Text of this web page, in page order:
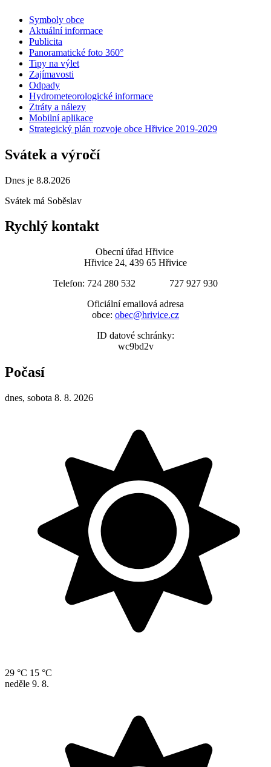
Symboly obce
Aktuální informace
Publicita
Panoramatické foto 360°
Tipy na výlet
Zajímavosti
Odpady
Hydrometeorologické informace
Ztráty a nálezy
Mobilní aplikace
Strategický plán rozvoje obce Hřivice 2019-2029
Svátek a výročí
Dnes je 8.8.2026
Svátek má Soběslav
Rychlý kontakt
Obecní úřad Hřivice
Hřivice 24, 439 65 Hřivice
Telefon: 724 280 532 727 927 930
Oficiální emailová adresa
obce: obec@hrivice.cz
ID datové schránky:
wc9bd2v
Počasí
dnes, sobota 8. 8. 2026
29 °C 15 °C
neděle 9. 8.